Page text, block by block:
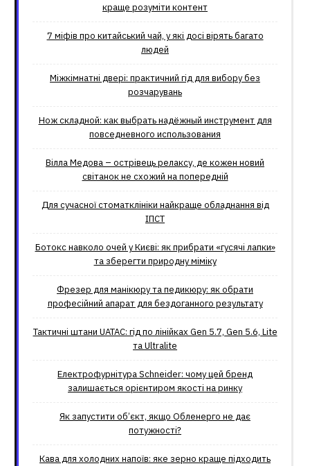
краще розуміти контент
7 міфів про китайський чай, у які досі вірять багато
людей
Міжкімнатні двері: практичний гід для вибору без
розчарувань
Нож складной: как выбрать надёжный инструмент для
повседневного использования
Вілла Медова – острівець релаксу, де кожен новий
світанок не схожий на попередній
Для сучасної стоматклініки найкраще обладнання від
ІПСТ
Ботокс навколо очей у Києві: як прибрати «гусячі лапки»
та зберегти природну міміку
Фрезер для манікюру та педикюру: як обрати
професійний апарат для бездоганного результату
Тактичні штани UATAC: гід по лінійках Gen 5.7, Gen 5.6, Lite
та Ultralite
Електрофурнітура Schneider: чому цей бренд
залишається орієнтиром якості на ринку
Як запустити об’єкт, якщо Обленерго не дає
потужності?
Кава для холодних напоїв: яке зерно краще підходить